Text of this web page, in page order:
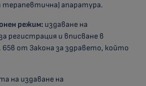
терапевтична) апаратура.
режим: издаване на
регистрация и вписване в
65в от Закона за здравето, който
на издаване на